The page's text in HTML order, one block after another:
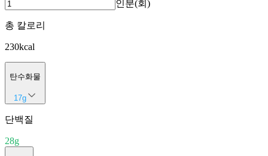
인분(회)
총 칼로리
230kcal
탄수화물
17g
단백질
28g